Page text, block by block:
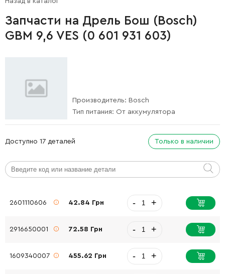
Запчасти на Дрель Бош (Bosch)
GBM 9,6 VES (0 601 931 603)
Производитель: Bosch
Тип питания: От аккумулятора
Доступно 17 деталей Только в наличии
2601110606 42.84 Грн - +
2916650001 72.58 Грн - +
1609340007 455.62 Грн - +